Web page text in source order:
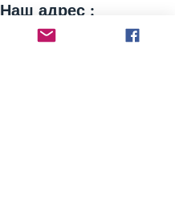
Наш адрес :